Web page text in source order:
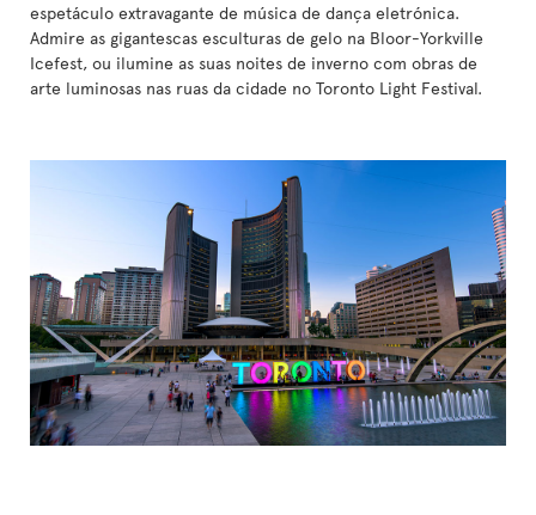
espetáculo extravagante de música de dança eletrónica.
Admire as gigantescas esculturas de gelo na Bloor-Yorkville
Icefest, ou ilumine as suas noites de inverno com obras de
arte luminosas nas ruas da cidade no Toronto Light Festival.